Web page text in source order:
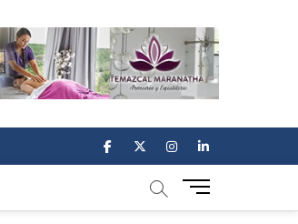
facebook
twitterinstagram
linkedin
M